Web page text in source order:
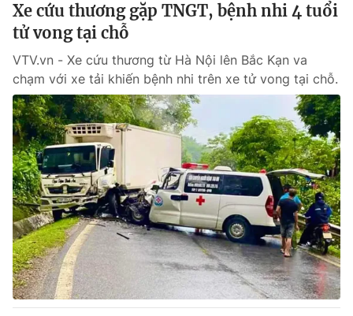
Tư vấn
Chuyên mục khác
Emagazine Podcast
Photo Infographic
Video Shorts video
VTV Money VTV Thể thao
VTV Sức khoẻ Bất động sản
Thị trường 24h Tấm lòng Việt
Xe cứu thương gặp TNGT, bệnh nhi 4 tuổi
tử vong tại chỗ
VTV.vn - Xe cứu thương từ Hà Nội lên Bắc Kạn va
chạm với xe tải khiến bệnh nhi trên xe tử vong tại chỗ.